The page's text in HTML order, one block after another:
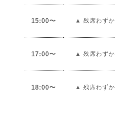
15:00〜 ▲ 残席わずか
17:00〜 ▲ 残席わずか
18:00〜 ▲ 残席わずか